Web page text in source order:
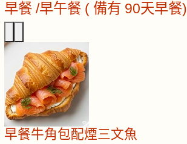
早餐 /早午餐 ( 備有 90天早餐)
早餐牛角包配煙三文魚